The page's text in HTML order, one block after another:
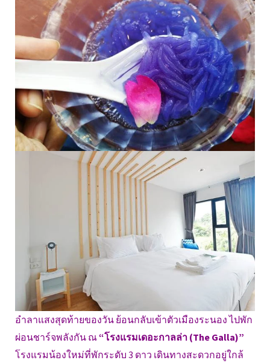
อำลาแสงสุดท้ายของวัน ย้อนกลับเข้าตัวเมืองระนอง ไปพัก
ผ่อนชาร์จพลังกัน ณ“โรงแรมเดอะกาลล่า (The Galla)”
โรงแรมน้องใหม่ที่พักระดับ 3 ดาว เดินทางสะดวกอยู่ใกล้